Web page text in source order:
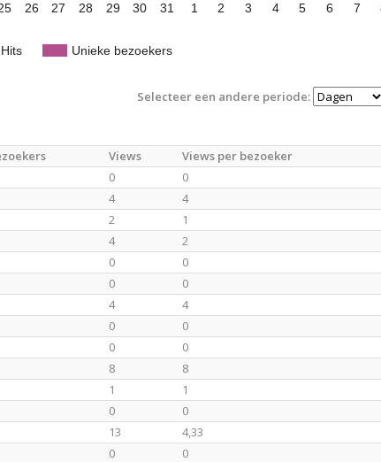
Hits Unieke bezoekers
26 27 28 29 30 31 1 2 3 4 5 6 7
Selecteer een andere periode:
Views
Views per bezoeker
0
0
4
4
2
1
4
2
0
0
0
0
4
4
0
0
0
0
8
8
1
1
0
0
13
4,33
0
0